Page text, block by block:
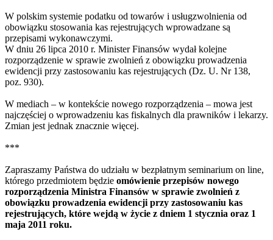
W polskim systemie podatku od towarów i usługzwolnienia od
obowiązku stosowania kas rejestrujących wprowadzane są
przepisami wykonawczymi.
W dniu 26 lipca 2010 r. Minister Finansów wydał kolejne
rozporządzenie w sprawie zwolnień z obowiązku prowadzenia
ewidencji przy zastosowaniu kas rejestrujących (Dz. U. Nr 138,
poz. 930).
W mediach – w kontekście nowego rozporządzenia – mowa jest
najczęściej o wprowadzeniu kas fiskalnych dla prawników i lekarzy.
Zmian jest jednak znacznie więcej.
***
Zapraszamy Państwa do udziału w bezpłatnym seminarium on line,
którego przedmiotem będzie omówienie przepisów nowego
rozporządzenia Ministra Finansów w sprawie zwolnień z
obowiązku prowadzenia ewidencji przy zastosowaniu kas
rejestrujących, które wejdą w życie z dniem 1 stycznia oraz 1
maja 2011 roku.